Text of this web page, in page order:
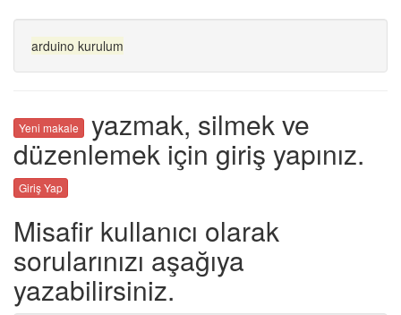
arduino kurulum
Yeni makale yazmak, silmek ve
düzenlemek için giriş yapınız.
Giriş Yap
Misafir kullanıcı olarak
sorularınızı aşağıya
yazabilirsiniz.